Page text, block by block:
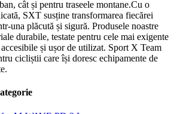
cât și pentru traseele montane.Cu o
SXT susține transformarea fiecărei
una plăcută și sigură. Produsele noastre
durabile, testate pentru cele mai exigente
și ușor de utilizat. Sport X Team
cicliștii care își doresc echipamente de